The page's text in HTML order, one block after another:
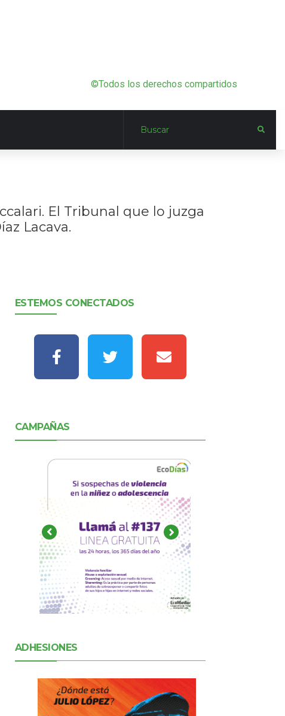
©Todos los derechos compartidos
El Tribunal que lo juzga
Lacava.
ESTEMOS CONECTADOS
CAMPAÑAS
ADHESIONES